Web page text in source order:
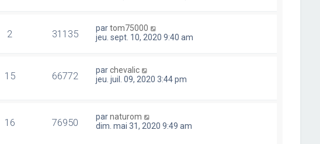
2 31135 partom75000
jeu. sept. 10, 2020 9:40 am
15 66772 parchevalic
jeu. juil. 09, 2020 3:44 pm
16 76950 parnaturom
dim. mai 31, 2020 9:49 am